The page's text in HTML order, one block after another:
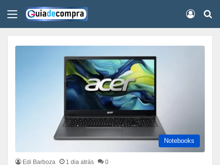
Menu
Notebooks
Edi Barboza 1 dia atrás 0